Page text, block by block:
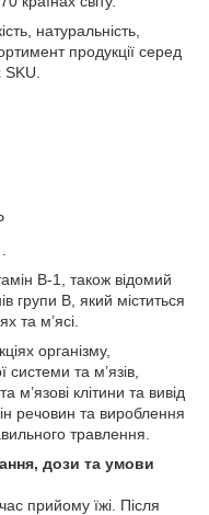
натуральність,
продукції серед
SKU.
B-1, також відомий
групи В, який міститься
та м’ясі.
організму,
та м’язів,
м’язові клітини та вивід
речовин та вироблення
травлення.
дози та умови
прийому їжі. Після